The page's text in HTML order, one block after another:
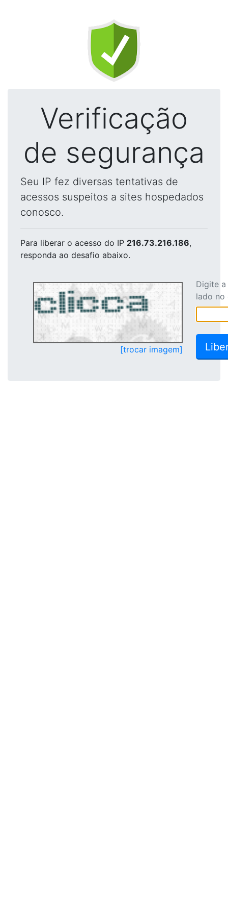
Verificação
de segurança
Seu IP fez diversas tentativas de
acessos suspeitos a sites hospedados
conosco.
Para liberar o acesso do IP 216.73.216.186,
responda ao desafio abaixo.
[trocar imagem]
Digite
lado no